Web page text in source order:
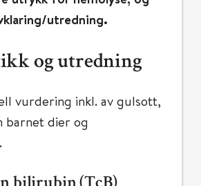
utredning.
og utredning
vurdering inkl. av gulsott,
barnet dier og